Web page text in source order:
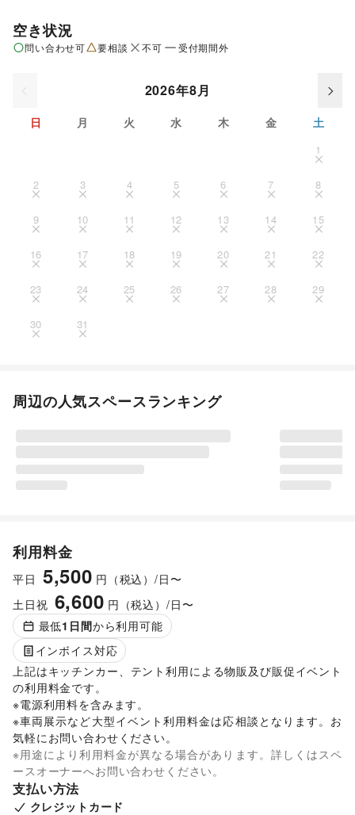
空き状況
問い合わせ可 要相談 不可 受付期間外
2026年8月
日 月 火 水 木 金 土
1
2 3 4 5 6 7 8
9 10 11 12 13 14 15
16 17 18 19 20 21 22
23 24 25 26 27 28 29
30 31
周辺の人気スペースランキング
利用料金
平日 5,500 円（税込）/日〜
土日祝 6,600 円（税込）/日〜
最低1 日間から利用可能
インボイス対応
上記はキッチンカー、テント利用による物販及び販促イベント
の利用料金です。
※電源利用料を含みます。
※車両展示など大型イベント利用料金は応相談となります。お
気軽にお問い合わせください。
※用途により利用料金が異なる場合があります。詳しくはスペ
ースオーナーへお問い合わせください。
支払い方法
クレジットカード